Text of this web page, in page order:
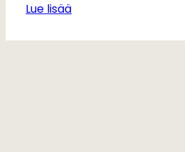
Lue lisää